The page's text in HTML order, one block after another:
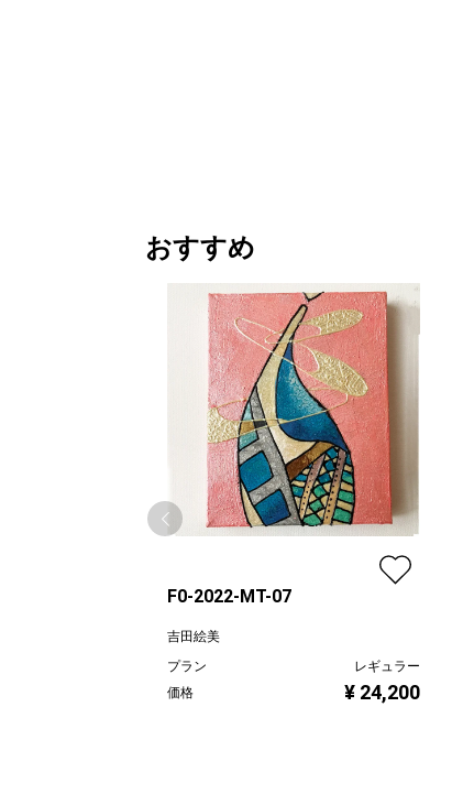
おすすめ
F0-2022-MT-07
吉田絵美
プラン
レギュラー
価格
¥ 24,200